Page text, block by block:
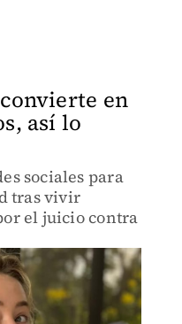
en
así lo
sociales para
tras vivir
el juicio contra